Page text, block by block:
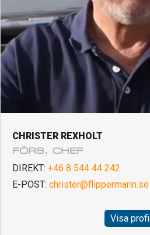
CHRISTER REXHOLT
FÖRS. CHEF
DIREKT: +46 8 544 44 242
E-POST: christer@flippermarin.se
Visa profil